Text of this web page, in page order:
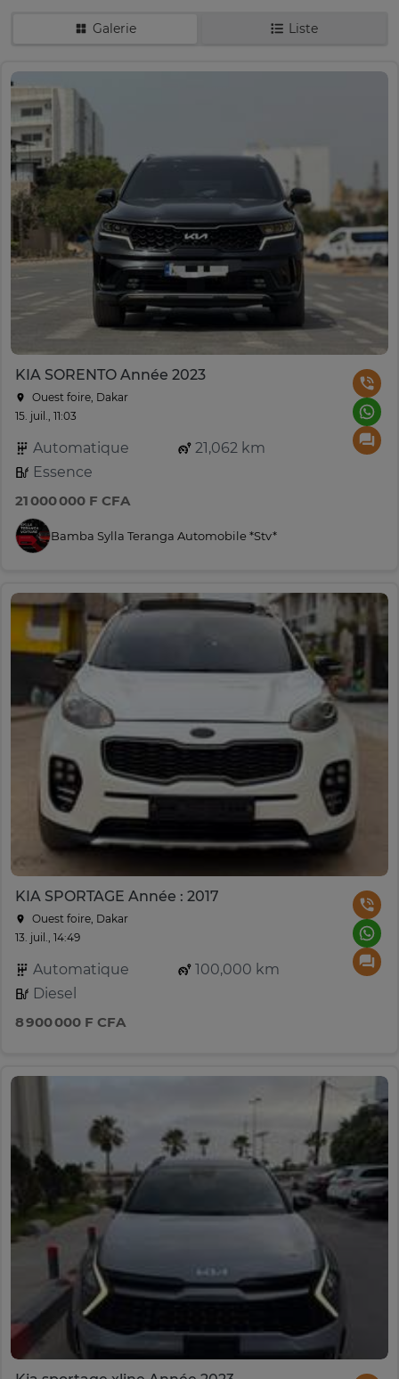
Galerie Liste
KIA SORENTO Année 2023
Ouest foire, Dakar
15. juil., 11:03
Automatique
21,062 km
Essence
21 000 000 F CFA
Bamba Sylla Teranga Automobile *Stv*
KIA SPORTAGE Année : 2017
Ouest foire, Dakar
13. juil., 14:49
Automatique
100,000 km
Diesel
8 900 000 F CFA